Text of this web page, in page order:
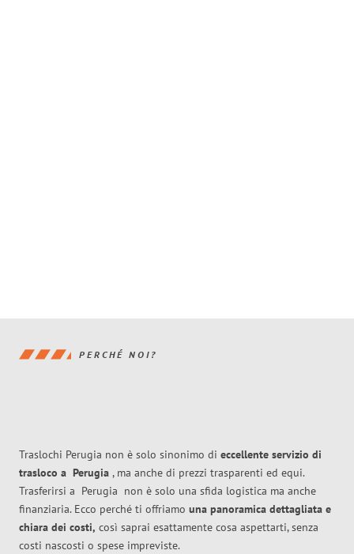
PERCHÉ NOI?
Traslochi Perugia non è solo sinonimo di eccellente servizio di
trasloco a Perugia , ma anche di prezzi trasparenti ed equi.
Trasferirsi a Perugia non è solo una sfida logistica ma anche
finanziaria. Ecco perché ti offriamo una panoramica dettagliata e
chiara dei costi, così saprai esattamente cosa aspettarti, senza
costi nascosti o spese impreviste.